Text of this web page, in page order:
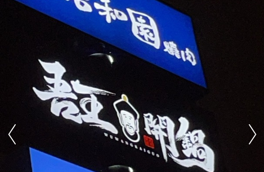
Previous Next